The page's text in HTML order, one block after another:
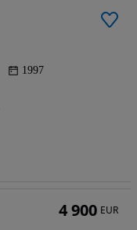
1997
4 900 EUR